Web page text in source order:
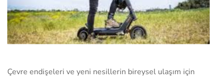
Çevre endişeleri ve yeni nesillerin bireysel ulaşım için